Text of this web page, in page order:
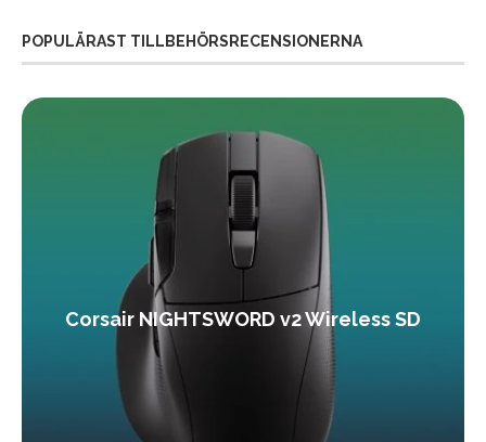
POPULÄRAST TILLBEHÖRSRECENSIONERNA
Corsair NIGHTSWORD v2 Wireless SD